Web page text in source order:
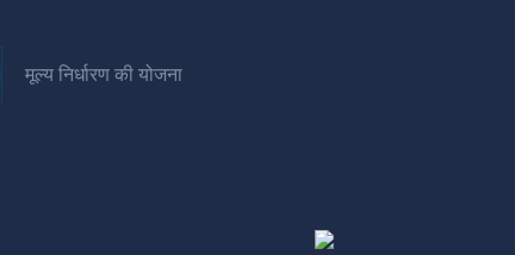
मूल्य निर्धारण की योजना